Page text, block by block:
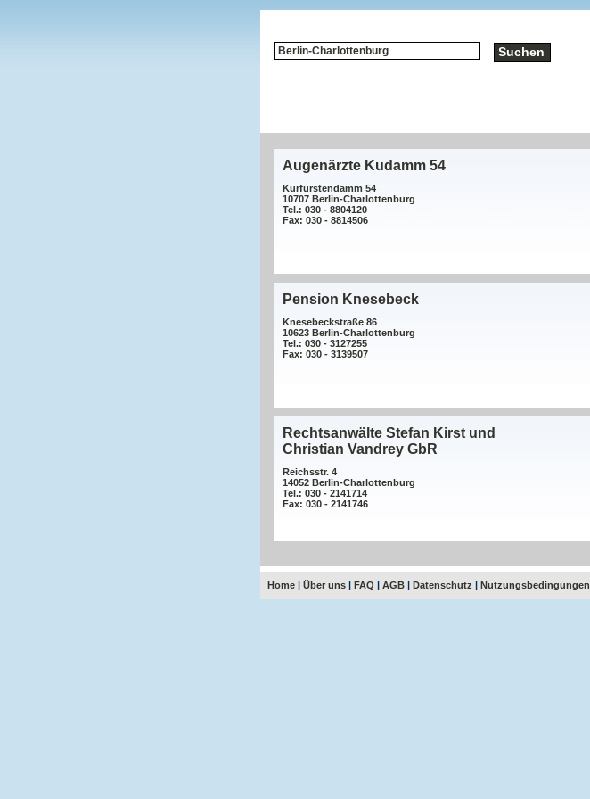
Augenärzte Kudamm 54
Kurfürstendamm 54
10707 Berlin-Charlottenburg
Tel.: 030 - 8804120
Fax: 030 - 8814506
Pension Knesebeck
Knesebeckstraße 86
10623 Berlin-Charlottenburg
Tel.: 030 - 3127255
Fax: 030 - 3139507
Rechtsanwälte Stefan Kirst und
Christian Vandrey GbR
Reichsstr. 4
14052 Berlin-Charlottenburg
Tel.: 030 - 2141714
Fax: 030 - 2141746
Home | Über uns | FAQ | AGB | Datenschutz | Nutzungsbedingungen